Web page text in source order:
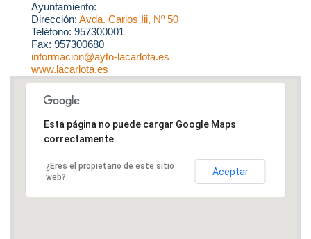
Ayuntamiento:
Dirección: Avda. Carlos Iii, Nº 50
Teléfono: 957300001
Fax: 957300680
informacion@ayto-lacarlota.es
www.lacarlota.es
Esta página no puede cargar Google Maps
correctamente.
¿Eres el propietario de este sitio
web?
Aceptar